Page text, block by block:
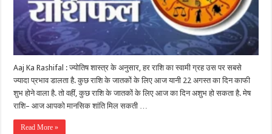
Aaj Ka Rashifal : ज्योतिष शास्त्र के अनुसार, हर राशि का स्वामी ग्रह उस पर सबसे
ज्यादा प्रभाव डालता है. कुछ राशि के जातकों के लिए आज यानी 22 अगस्त का दिन काफी
शुभ होने वाला है. तो वहीं, कुछ राशि के जातकों के लिए आज का दिन अशुभ हो सकता है. मेष
राशि– आज आपको मानसिक शांति मिल सकती …
Read More »